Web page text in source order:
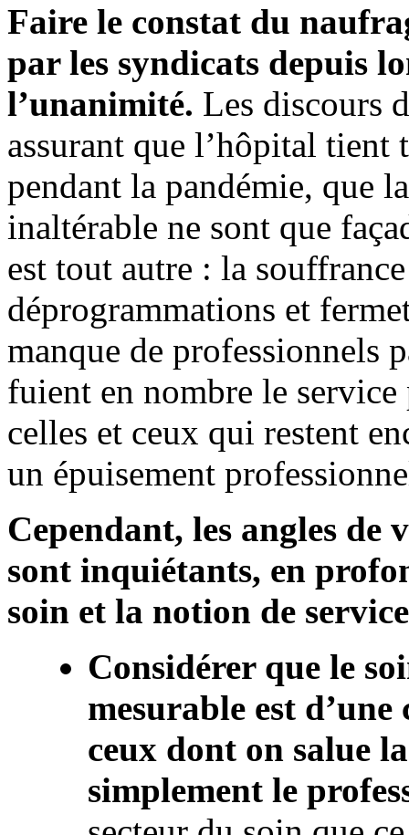
Faire le constat du
par les syndicats depuis
l’unanimité. Les discours
assurant que l’hôpital
pendant la pandémie, que
inaltérable ne sont que
est tout autre : la
déprogrammations et
manque de professionnels
fuient en nombre le
celles et ceux qui restent
un épuisement
Cependant, les angles
sont inquiétants, en
soin et la notion de
Considérer que le
mesurable est
ceux dont on salue
simplement le